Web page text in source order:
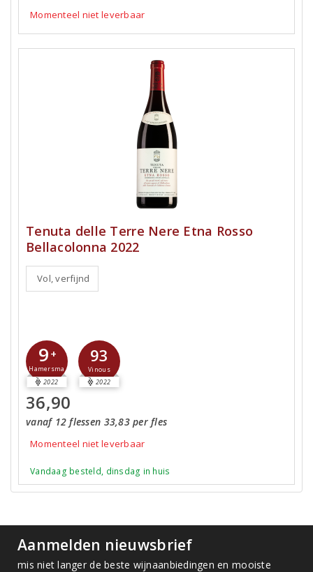
Momenteel niet leverbaar
Tenuta delle Terre Nere Etna Rosso
Bellacolonna 2022
Vol, verfijnd
9 +
Hamersma
2022
93
Vinous
2022
36,90
vanaf 12 flessen 33,83 per fles
Momenteel niet leverbaar
Vandaag besteld, dinsdag in huis
Aanmelden nieuwsbrief
mis niet langer de beste wijnaanbiedingen en mooiste